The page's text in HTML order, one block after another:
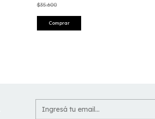
$35.600
Comprar